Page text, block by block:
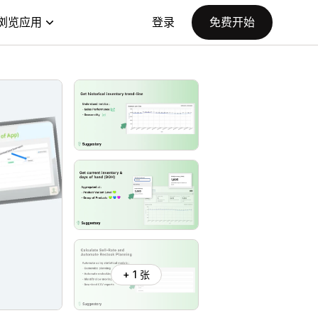
览应用 登录 免费开始
+ 1 张